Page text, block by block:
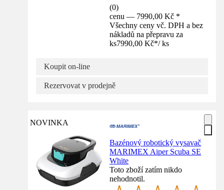
(0)
cenu — 7990,00 Kč *
Všechny ceny vč. DPH a bez
nákladů na přepravu za
ks7990,00 Kč*/ ks
Koupit on-line
Rezervovat v prodejně
NOVINKA
Bazénový robotický vysavač
MARIMEX Aiper Scuba SE
White
Toto zboží zatím nikdo
nehodnotil.